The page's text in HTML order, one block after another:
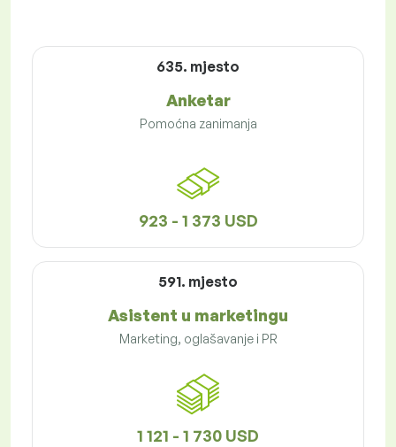
635. mjesto
Anketar
Pomoćna zanimanja
923 - 1 373 USD
591. mjesto
Asistent u marketingu
Marketing, oglašavanje i PR
1 121 - 1 730 USD